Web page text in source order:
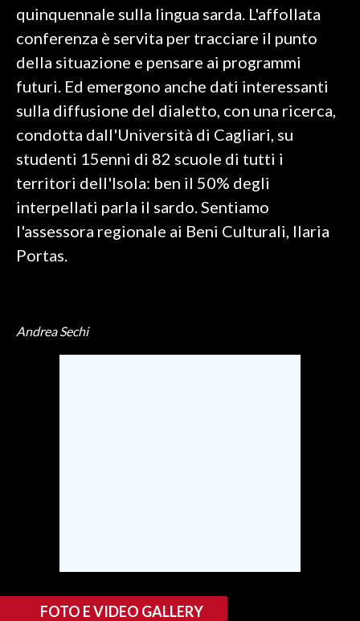
SPETTACOLI
GOSSIP
SARDEGNA TURISMO
SARDI NEL MONDO
NOTIZIE
EVENTI
#CARAUNIONE
quinquennale sulla lingua sarda. L'affollata
conferenza è servita per tracciare il punto
della situazione e pensare ai programmi
futuri. Ed emergono anche dati interessanti
sulla diffusione del dialetto, con una ricerca,
condotta dall'Università di Cagliari, su
studenti 15enni di 82 scuole di tutti i
territori dell'Isola: ben il 50% degli
interpellati parla il sardo. Sentiamo
l'assessora regionale ai Beni Culturali, Ilaria
Portas.
Andrea Sechi
FOTO E VIDEO GALLERY